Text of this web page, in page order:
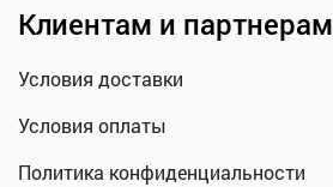
Клиентам и партнерам
Условия доставки
Условия оплаты
Политика конфиденциальности